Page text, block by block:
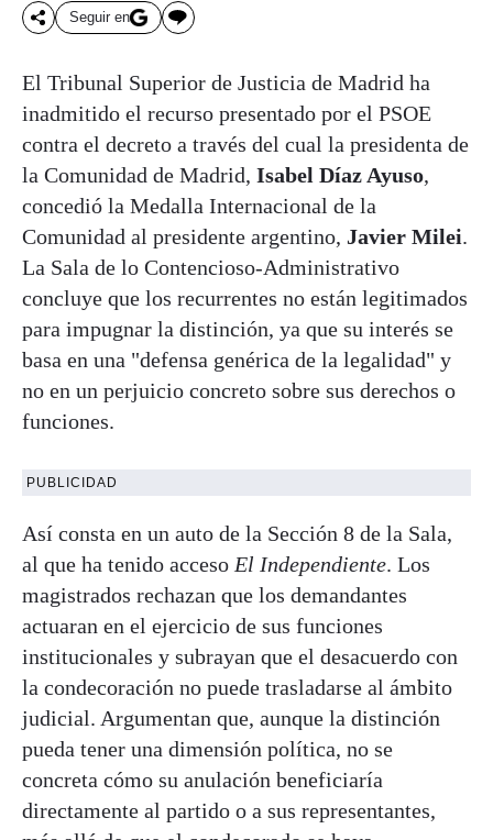
Seguir en
El Tribunal Superior de Justicia de Madrid ha
inadmitido el recurso presentado por el PSOE
contra el decreto a través del cual la presidenta de
la Comunidad de Madrid, Isabel Díaz Ayuso,
concedió la Medalla Internacional de la
Comunidad al presidente argentino, Javier Milei.
La Sala de lo Contencioso-Administrativo
concluye que los recurrentes no están legitimados
para impugnar la distinción, ya que su interés se
basa en una "defensa genérica de la legalidad" y
no en un perjuicio concreto sobre sus derechos o
funciones.
PUBLICIDAD
Así consta en un auto de la Sección 8 de la Sala,
al que ha tenido acceso El Independiente. Los
magistrados rechazan que los demandantes
actuaran en el ejercicio de sus funciones
institucionales y subrayan que el desacuerdo con
la condecoración no puede trasladarse al ámbito
judicial. Argumentan que, aunque la distinción
pueda tener una dimensión política, no se
concreta cómo su anulación beneficiaría
directamente al partido o a sus representantes,